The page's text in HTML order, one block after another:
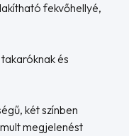
fekvőhellyé,
és
két színben
megjelenést